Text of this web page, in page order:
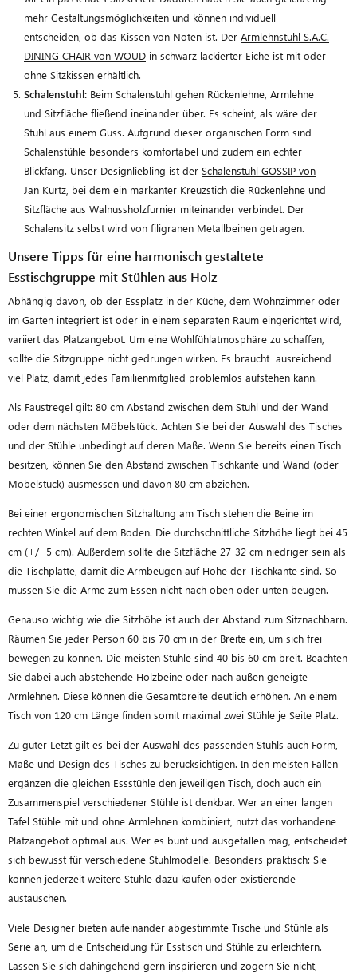
mehr Gestaltungsmöglichkeiten und können individuell
entscheiden, ob das Kissen von Nöten ist. Der Armlehnstuhl S.A.C.
DINING CHAIR von WOUD in schwarz lackierter Eiche ist mit oder
ohne Sitzkissen erhältlich.
Schalenstuhl: Beim Schalenstuhl gehen Rückenlehne, Armlehne
und Sitzfläche fließend ineinander über. Es scheint, als wäre der
Stuhl aus einem Guss. Aufgrund dieser organischen Form sind
Schalenstühle besonders komfortabel und zudem ein echter
Blickfang. Unser Designliebling ist der Schalenstuhl GOSSIP von
Jan Kurtz , bei dem ein markanter Kreuzstich die Rückenlehne und
Sitzfläche aus Walnussholzfurnier miteinander verbindet. Der
Schalensitz selbst wird von filigranen Metallbeinen getragen.
Unsere Tipps für eine harmonisch gestaltete
Esstischgruppe mit Stühlen aus Holz
Abhängig davon, ob der Essplatz in der Küche, dem Wohnzimmer oder
im Garten integriert ist oder in einem separaten Raum eingerichtet wird,
variiert das Platzangebot. Um eine Wohlfühlatmosphäre zu schaffen,
sollte die Sitzgruppe nicht gedrungen wirken. Es braucht ausreichend
viel Platz, damit jedes Familienmitglied problemlos aufstehen kann.
Als Faustregel gilt: 80 cm Abstand zwischen dem Stuhl und der Wand
oder dem nächsten Möbelstück. Achten Sie bei der Auswahl des Tisches
und der Stühle unbedingt auf deren Maße. Wenn Sie bereits einen Tisch
besitzen, können Sie den Abstand zwischen Tischkante und Wand (oder
Möbelstück) ausmessen und davon 80 cm abziehen.
Bei einer ergonomischen Sitzhaltung am Tisch stehen die Beine im
rechten Winkel auf dem Boden. Die durchschnittliche Sitzhöhe liegt bei 45
cm (+/- 5 cm). Außerdem sollte die Sitzfläche 27-32 cm niedriger sein als
die Tischplatte, damit die Armbeugen auf Höhe der Tischkante sind. So
müssen Sie die Arme zum Essen nicht nach oben oder unten beugen.
Genauso wichtig wie die Sitzhöhe ist auch der Abstand zum Sitznachbarn.
Räumen Sie jeder Person 60 bis 70 cm in der Breite ein, um sich frei
bewegen zu können. Die meisten Stühle sind 40 bis 60 cm breit. Beachten
Sie dabei auch abstehende Holzbeine oder nach außen geneigte
Armlehnen. Diese können die Gesamtbreite deutlich erhöhen. An einem
Tisch von 120 cm Länge finden somit maximal zwei Stühle je Seite Platz.
Zu guter Letzt gilt es bei der Auswahl des passenden Stuhls auch Form,
Maße und Design des Tisches zu berücksichtigen. In den meisten Fällen
ergänzen die gleichen Essstühle den jeweiligen Tisch, doch auch ein
Zusammenspiel verschiedener Stühle ist denkbar. Wer an einer langen
Tafel Stühle mit und ohne Armlehnen kombiniert, nutzt das vorhandene
Platzangebot optimal aus. Wer es bunt und ausgefallen mag, entscheidet
sich bewusst für verschiedene Stuhlmodelle. Besonders praktisch: Sie
können jederzeit weitere Stühle dazu kaufen oder existierende
austauschen.
Viele Designer bieten aufeinander abgestimmte Tische und Stühle als
Serie an, um die Entscheidung für Esstisch und Stühle zu erleichtern.
Lassen Sie sich dahingehend gern inspirieren und zögern Sie nicht,